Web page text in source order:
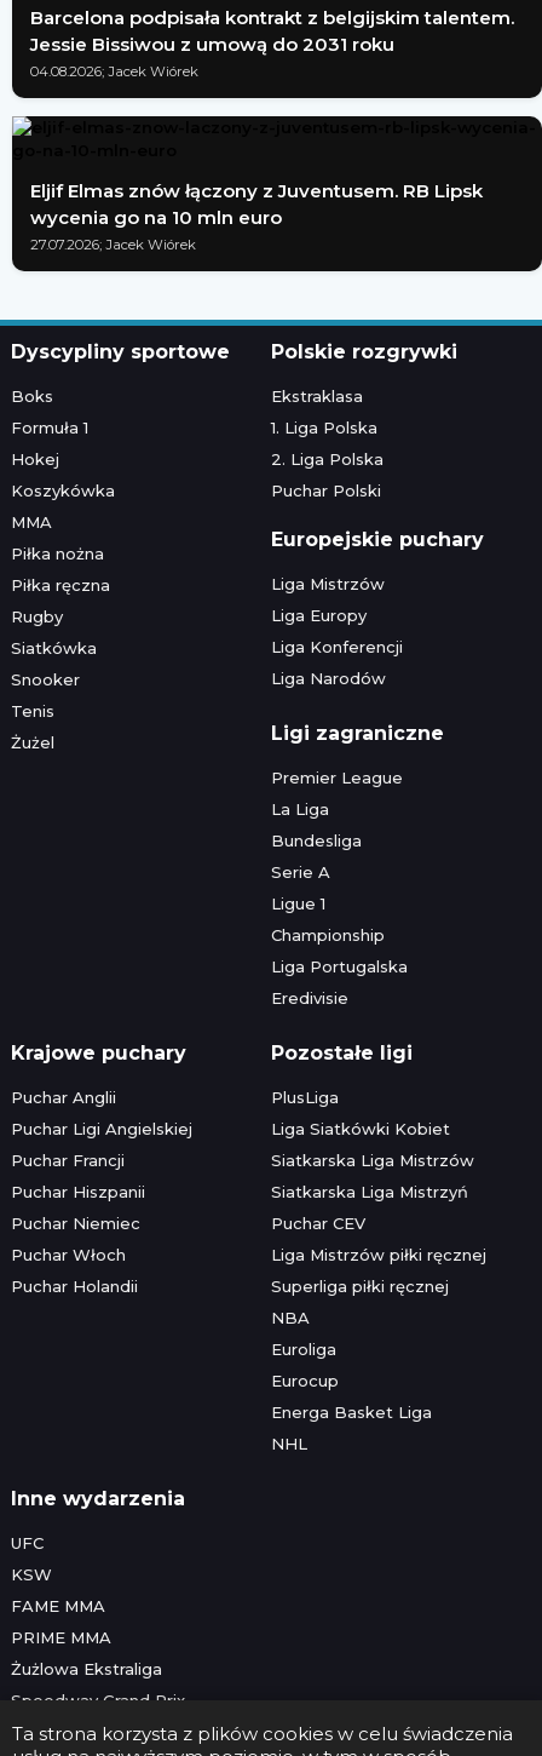
Barcelona podpisała kontrakt z belgijskim talentem.
Jessie Bissiwou z umową do 2031 roku
04.08.2026; Jacek Wiórek
Eljif Elmas znów łączony z Juventusem. RB Lipsk
wycenia go na 10 mln euro
27.07.2026; Jacek Wiórek
Ta strona korzysta z plików cookies w celu świadczenia
Dyscypliny sportowe
Boks
Formuła 1
Hokej
Koszykówka
MMA
Piłka nożna
Piłka ręczna
Rugby
Siatkówka
Snooker
Tenis
Żużel
Polskie rozgrywki
Ekstraklasa
1. Liga Polska
2. Liga Polska
Puchar Polski
Europejskie puchary
Liga Mistrzów
Liga Europy
Liga Konferencji
Liga Narodów
Ligi zagraniczne
Premier League
La Liga
Bundesliga
Serie A
Ligue 1
Championship
Liga Portugalska
Eredivisie
Krajowe puchary
Puchar Anglii
Puchar Ligi Angielskiej
Puchar Francji
Puchar Hiszpanii
Puchar Niemiec
Puchar Włoch
Puchar Holandii
Pozostałe ligi
PlusLiga
Liga Siatkówki Kobiet
Siatkarska Liga Mistrzów
Siatkarska Liga Mistrzyń
Puchar CEV
Liga Mistrzów piłki ręcznej
Superliga piłki ręcznej
NBA
Euroliga
Eurocup
Energa Basket Liga
NHL
Inne wydarzenia
UFC
KSW
FAME MMA
PRIME MMA
Żużlowa Ekstraliga
Speedway Grand Prix
Skoki narciarskie